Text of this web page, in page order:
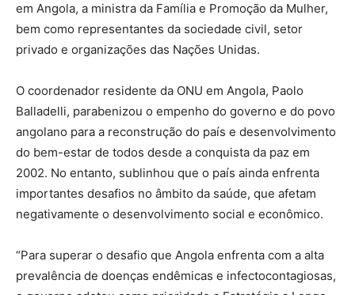
em Angola, a ministra da Família e Promoção da Mulher,
bem como representantes da sociedade civil, setor
privado e organizações das Nações Unidas.
O coordenador residente da ONU em Angola, Paolo
Balladelli, parabenizou o empenho do governo e do povo
angolano para a reconstrução do país e desenvolvimento
do bem-estar de todos desde a conquista da paz em
2002. No entanto, sublinhou que o país ainda enfrenta
importantes desafios no âmbito da saúde, que afetam
negativamente o desenvolvimento social e econômico.
“Para superar o desafio que Angola enfrenta com a alta
prevalência de doenças endêmicas e infectocontagiosas,